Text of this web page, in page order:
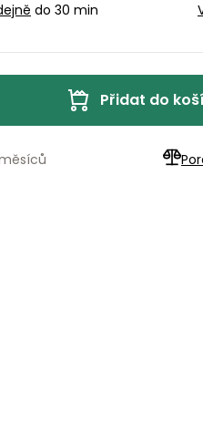
do 30 min
Přidat do